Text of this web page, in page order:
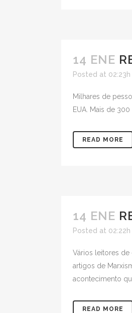
14 ENE
Posted at 02:23h
Milhares de
EUA. Mais de
READ MORE
14 ENE
Posted at 02:22h
Vários leitores de
artigos de
acontecimento
READ MORE